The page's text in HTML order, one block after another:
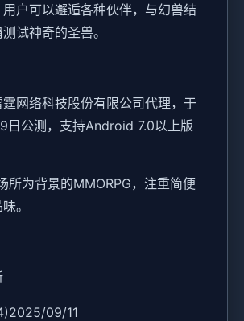
户可以邂逅各种伙伴，与幻兽结
试神奇的圣兽。
网络科技股份有限公司代理，于
日公测，支持Android 7.0以上版
所为背景的MMORPG，注重简便
。
09/11